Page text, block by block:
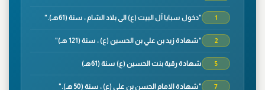
1 "دخول سبايا آل البيت (ع) الى بلاد الشام ، سنة (61هـ)."
2 "شهادة زيد بن علي بن الحسين (ع) ، سنة (121 هـ)"
5 شهادة رقية بنت الحسين (ع) سنة (61هـ)
7 "شهادة الامام الحسن بن علي (ع) ، سنة (50 هـ)."